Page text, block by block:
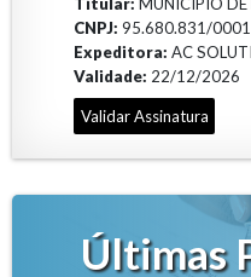
Titular:MUNICIPIO
CNPJ:95.680.831/
Expeditora:AC
Validade: 22/12/2026
Validar Assinatura
Últimas